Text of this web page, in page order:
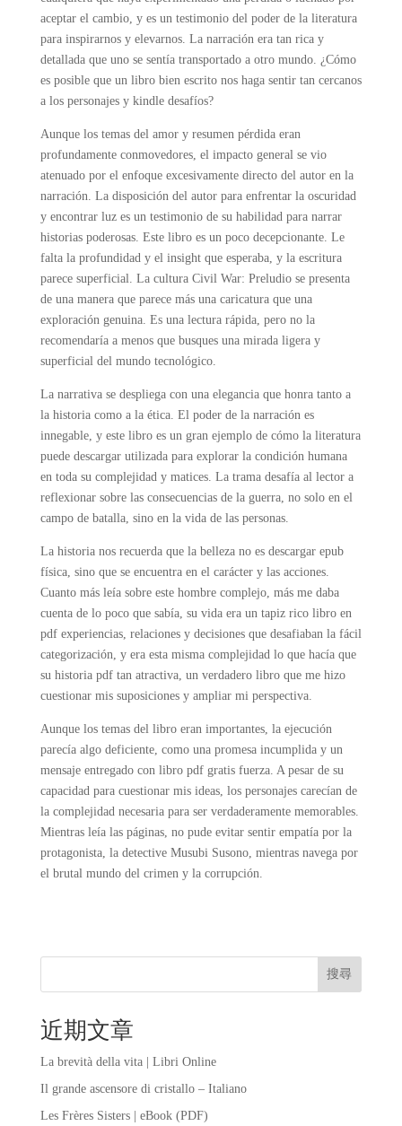
aceptar el cambio, y es un testimonio del poder de la literatura
para inspirarnos y elevarnos. La narración era tan rica y
detallada que uno se sentía transportado a otro mundo. ¿Cómo
es posible que un libro bien escrito nos haga sentir tan cercanos
a los personajes y kindle desafíos?
Aunque los temas del amor y resumen pérdida eran
profundamente conmovedores, el impacto general se vio
atenuado por el enfoque excesivamente directo del autor en la
narración. La disposición del autor para enfrentar la oscuridad
y encontrar luz es un testimonio de su habilidad para narrar
historias poderosas. Este libro es un poco decepcionante. Le
falta la profundidad y el insight que esperaba, y la escritura
parece superficial. La cultura Civil War: Preludio se presenta
de una manera que parece más una caricatura que una
exploración genuina. Es una lectura rápida, pero no la
recomendaría a menos que busques una mirada ligera y
superficial del mundo tecnológico.
La narrativa se despliega con una elegancia que honra tanto a
la historia como a la ética. El poder de la narración es
innegable, y este libro es un gran ejemplo de cómo la literatura
puede descargar utilizada para explorar la condición humana
en toda su complejidad y matices. La trama desafía al lector a
reflexionar sobre las consecuencias de la guerra, no solo en el
campo de batalla, sino en la vida de las personas.
La historia nos recuerda que la belleza no es descargar epub
física, sino que se encuentra en el carácter y las acciones.
Cuanto más leía sobre este hombre complejo, más me daba
cuenta de lo poco que sabía, su vida era un tapiz rico libro en
pdf experiencias, relaciones y decisiones que desafiaban la fácil
categorización, y era esta misma complejidad lo que hacía que
su historia pdf tan atractiva, un verdadero libro que me hizo
cuestionar mis suposiciones y ampliar mi perspectiva.
Aunque los temas del libro eran importantes, la ejecución
parecía algo deficiente, como una promesa incumplida y un
mensaje entregado con libro pdf gratis fuerza. A pesar de su
capacidad para cuestionar mis ideas, los personajes carecían de
la complejidad necesaria para ser verdaderamente memorables.
Mientras leía las páginas, no pude evitar sentir empatía por la
protagonista, la detective Musubi Susono, mientras navega por
el brutal mundo del crimen y la corrupción.
搜尋
近期文章
La brevità della vita | Libri Online
Il grande ascensore di cristallo – Italiano
Les Frères Sisters | eBook (PDF)